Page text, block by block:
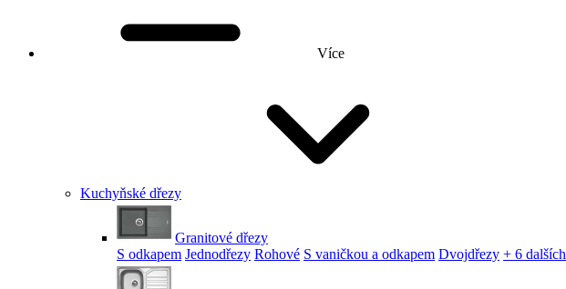
Více
Kuchyňské dřezy
Granitové dřezy
S odkapem Jednodřezy Rohové S vaničkou a odkapem Dvojdřezy + 6 dalších